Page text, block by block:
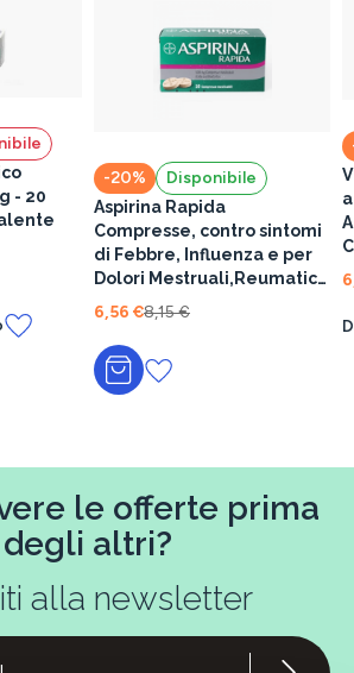
- 20
-20% Disponibile
Aspirina Rapida
Compresse, contro sintomi
di Febbre, Influenza e per
Dolori Mestruali,Reumatici
e Muscolari, con 500mg di
Acido Acetilsalicilico, 10
Compresse Masticabili
6,56 €8,15 €
Aggiungi al carrello
le offerte prima
degli altri?
alla newsletter